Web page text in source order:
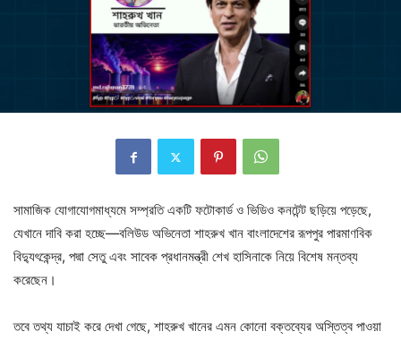
সামাজিক যোগাযোগমাধ্যমে সম্প্রতি একটি ফটোকার্ড ও ভিডিও কনটেন্ট ছড়িয়ে পড়েছে,
যেখানে দাবি করা হচ্ছে—বলিউড অভিনেতা শাহরুখ খান বাংলাদেশের রূপপুর পারমাণবিক
বিদ্যুৎকেন্দ্র, পদ্মা সেতু এবং সাবেক প্রধানমন্ত্রী শেখ হাসিনাকে নিয়ে বিশেষ মন্তব্য
করেছেন।
তবে তথ্য যাচাই করে দেখা গেছে, শাহরুখ খানের এমন কোনো বক্তব্যের অস্তিত্ব পাওয়া